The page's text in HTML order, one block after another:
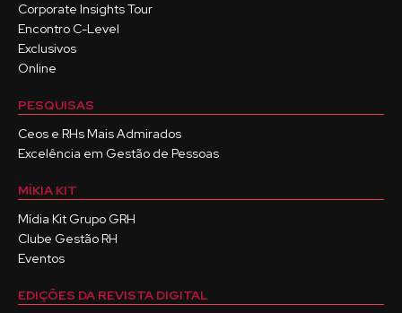
Corporate Insights Tour
Encontro C-Level
Exclusivos
Online
PESQUISAS
Ceos e RHs Mais Admirados
Excelência em Gestão de Pessoas
MÍKIA KIT
Mídia Kit Grupo GRH
Clube Gestão RH
Eventos
EDIÇÕES DA REVISTA DIGITAL